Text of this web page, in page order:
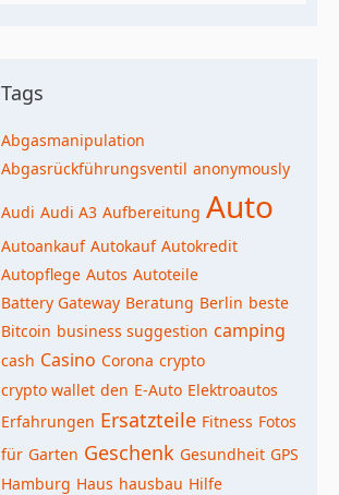
Tags
Abgasmanipulation
Abgasrückführungsventil anonymously
Audi Audi A3 Aufbereitung Auto
Autoankauf Autokauf Autokredit
Autopflege Autos Autoteile
Battery Gateway Beratung Berlin beste
Bitcoin business suggestion camping
cash Casino Corona crypto
crypto wallet den E-Auto Elektroautos
Erfahrungen Ersatzteile Fitness Fotos
für Garten Geschenk Gesundheit GPS
Hamburg Haus hausbau Hilfe